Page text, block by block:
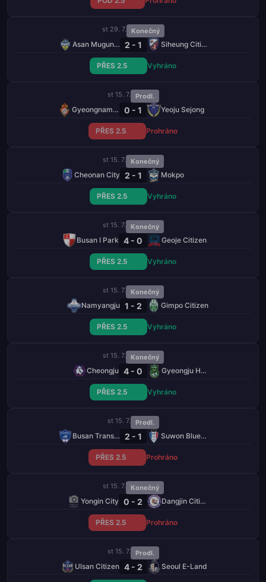
st 29. 7. Konečný
Asan Mugunghwa 2 - 1 Siheung Citizen
PŘES 2.5 Vyhráno
st 15. 7. Prodl.
Gyeongnam FC 0 - 1 Yeoju Sejong
PŘES 2.5 Prohráno
st 15. 7. Konečný
Cheonan City 2 - 1 Mokpo
PŘES 2.5 Vyhráno
st 15. 7. Konečný
Busan I Park 4 - 0 Geoje Citizen
PŘES 2.5 Vyhráno
st 15. 7. Konečný
Namyangju 1 - 2 Gimpo Citizen
PŘES 2.5 Vyhráno
st 15. 7. Konečný
Cheongju 4 - 0 Gyeongju HNP
PŘES 2.5 Vyhráno
st 15. 7. Prodl.
Busan Transportation 2 - 1 Suwon Bluewings
PŘES 2.5 Prohráno
st 15. 7. Konečný
Yongin City 0 - 2 Dangjin Citizen
PŘES 2.5 Prohráno
st 15. 7. Prodl.
Ulsan Citizen 4 - 2 Seoul E-Land